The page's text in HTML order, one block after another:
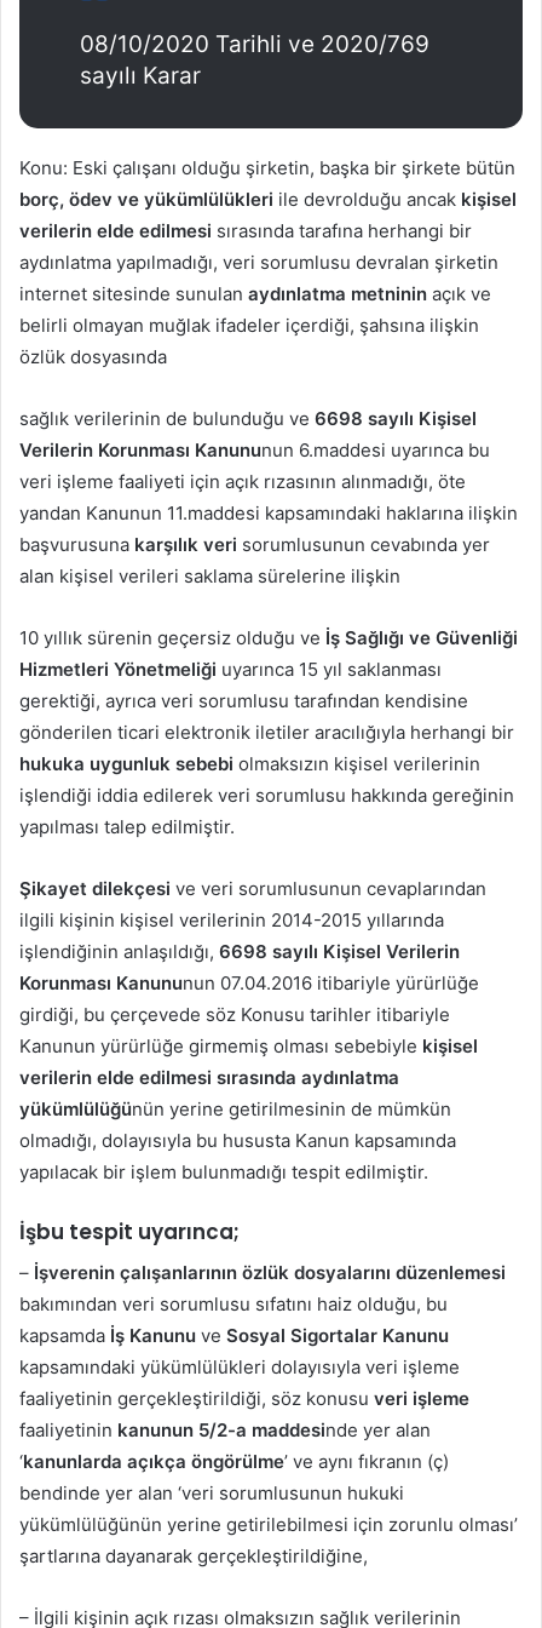
08/10/2020 Tarihli ve 2020/769
sayılı Karar
Konu: Eski çalışanı olduğu şirketin, başka bir şirkete bütün
borç, ödev ve yükümlülükleri ile devrolduğu ancak kişisel
verilerin elde edilmesi sırasında tarafına herhangi bir
aydınlatma yapılmadığı, veri sorumlusu devralan şirketin
internet sitesinde sunulan aydınlatma metninin açık ve
belirli olmayan muğlak ifadeler içerdiği, şahsına ilişkin
özlük dosyasında
sağlık verilerinin de bulunduğu ve 6698 sayılı Kişisel
Verilerin Korunması Kanununun 6.maddesi uyarınca bu
veri işleme faaliyeti için açık rızasının alınmadığı, öte
yandan Kanunun 11.maddesi kapsamındaki haklarına ilişkin
başvurusuna karşılık veri sorumlusunun cevabında yer
alan kişisel verileri saklama sürelerine ilişkin
10 yıllık sürenin geçersiz olduğu ve İş Sağlığı ve Güvenliği
Hizmetleri Yönetmeliği uyarınca 15 yıl saklanması
gerektiği, ayrıca veri sorumlusu tarafından kendisine
gönderilen ticari elektronik iletiler aracılığıyla herhangi bir
hukuka uygunluk sebebi olmaksızın kişisel verilerinin
işlendiği iddia edilerek veri sorumlusu hakkında gereğinin
yapılması talep edilmiştir.
Şikayet dilekçesi ve veri sorumlusunun cevaplarından
ilgili kişinin kişisel verilerinin 2014-2015 yıllarında
işlendiğinin anlaşıldığı, 6698 sayılı Kişisel Verilerin
Korunması Kanununun 07.04.2016 itibariyle yürürlüğe
girdiği, bu çerçevede söz Konusu tarihler itibariyle
Kanunun yürürlüğe girmemiş olması sebebiyle kişisel
verilerin elde edilmesi sırasında aydınlatma
yükümlülüğünün yerine getirilmesinin de mümkün
olmadığı, dolayısıyla bu hususta Kanun kapsamında
yapılacak bir işlem bulunmadığı tespit edilmiştir.
İşbu tespit uyarınca;
– İşverenin çalışanlarının özlük dosyalarını düzenlemesi
bakımından veri sorumlusu sıfatını haiz olduğu, bu
kapsamda İş Kanunu ve Sosyal Sigortalar Kanunu
kapsamındaki yükümlülükleri dolayısıyla veri işleme
faaliyetinin gerçekleştirildiği, söz konusu veri işleme
faaliyetinin kanunun 5/2-a maddesinde yer alan
‘kanunlarda açıkça öngörülme’ ve aynı fıkranın (ç)
bendinde yer alan ‘veri sorumlusunun hukuki
yükümlülüğünün yerine getirilebilmesi için zorunlu olması’
şartlarına dayanarak gerçekleştirildiğine,
– İlgili kişinin açık rızası olmaksızın sağlık verilerinin